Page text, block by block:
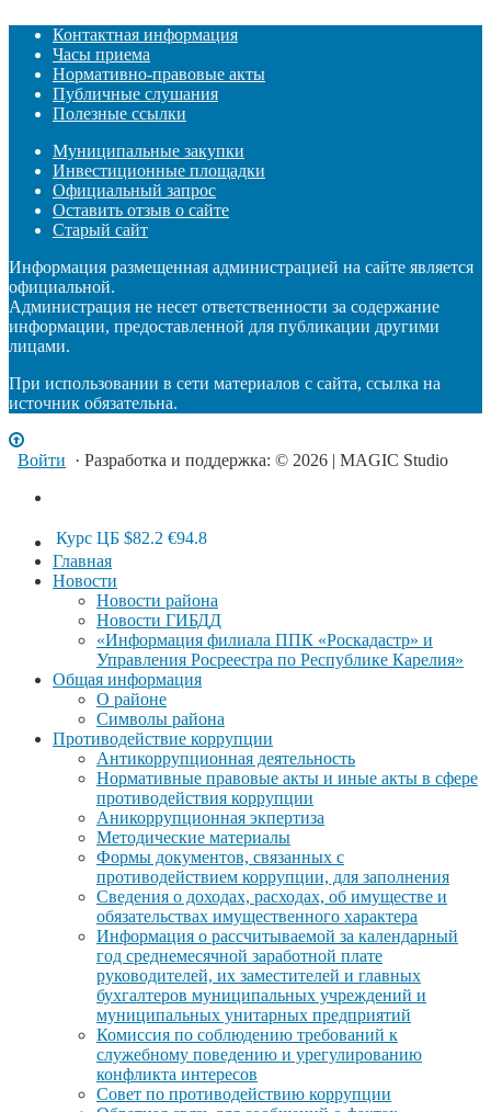
Контактная информация
Часы приема
Нормативно-правовые акты
Публичные слушания
Полезные ссылки
Муниципальные закупки
Инвестиционные площадки
Официальный запрос
Оставить отзыв о сайте
Старый сайт
Информация размещенная администрацией на сайте является
официальной.
Администрация не несет ответственности за содержание
информации, предоставленной для публикации другими
лицами.
При использовании в сети материалов с сайта, ссылка на
источник обязательна.
Войти · Разработка и поддержка: © 2026 | MAGIC Studio
Курс ЦБ $82.2 €94.8
Главная
Новости
Новости района
Новости ГИБДД
«Информация филиала ППК «Роскадастр» и
Управления Росреестра по Республике Карелия»
Общая информация
О районе
Символы района
Противодействие коррупции
Антикоррупционная деятельность
Нормативные правовые акты и иные акты в сфере
противодействия коррупции
Аникоррупционная экпертиза
Методические материалы
Формы документов, связанных с
противодействием коррупции, для заполнения
Сведения о доходах, расходах, об имуществе и
обязательствах имущественного характера
Информация о рассчитываемой за календарный
год среднемесячной заработной плате
руководителей, их заместителей и главных
бухгалтеров муниципальных учреждений и
муниципальных унитарных предприятий
Комиссия по соблюдению требований к
служебному поведению и урегулированию
конфликта интересов
Совет по противодействию коррупции